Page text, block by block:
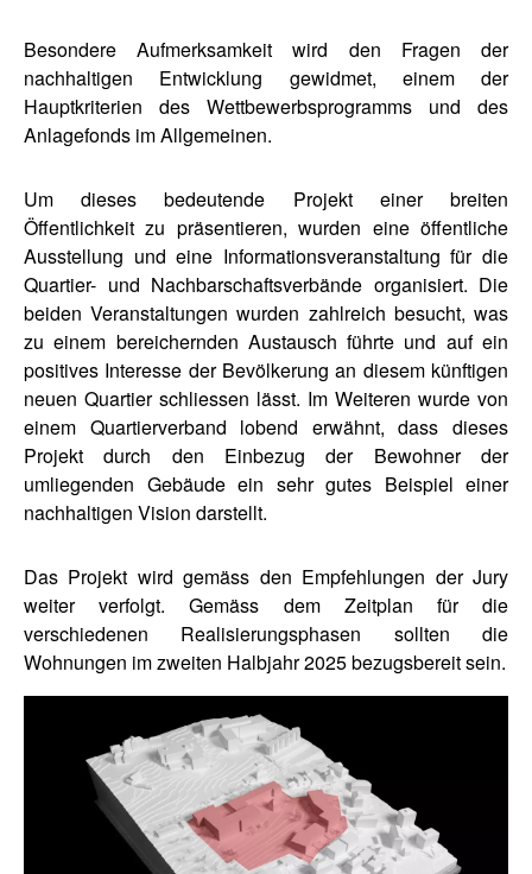
Besondere Aufmerksamkeit wird den Fragen der
nachhaltigen Entwicklung gewidmet, einem der
Hauptkriterien des Wettbewerbsprogramms und des
Anlagefonds im Allgemeinen.
Um dieses bedeutende Projekt einer breiten
Öffentlichkeit zu präsentieren, wurden eine öffentliche
Ausstellung und eine Informationsveranstaltung für die
Quartier- und Nachbarschaftsverbände organisiert. Die
beiden Veranstaltungen wurden zahlreich besucht, was
zu einem bereichernden Austausch führte und auf ein
positives Interesse der Bevölkerung an diesem künftigen
neuen Quartier schliessen lässt. Im Weiteren wurde von
einem Quartierverband lobend erwähnt, dass dieses
Projekt durch den Einbezug der Bewohner der
umliegenden Gebäude ein sehr gutes Beispiel einer
nachhaltigen Vision darstellt.
Das Projekt wird gemäss den Empfehlungen der Jury
weiter verfolgt. Gemäss dem Zeitplan für die
verschiedenen Realisierungsphasen sollten die
Wohnungen im zweiten Halbjahr 2025 bezugsbereit sein.